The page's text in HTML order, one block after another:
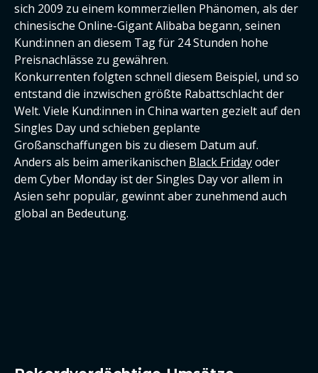
sich 2009 zu einem kommerziellen Phänomen, als der
chinesische Online-Gigant Alibaba begann, seinen
Kund:innen an diesem Tag für 24 Stunden hohe
Preisnachlässe zu gewähren.
Konkurrenten folgten schnell diesem Beispiel, und so
entstand die inzwischen größte Rabattschlacht der
Welt. Viele Kund:innen in China warten gezielt auf den
Singles Day und schieben geplante
Großanschaffungen bis zu diesem Datum auf.
Anders als beim amerikanischen Black Fridayoder
dem Cyber Monday ist der Singles Day vor allem in
Asien sehr populär, gewinnt aber zunehmend auch
global an Bedeutung.